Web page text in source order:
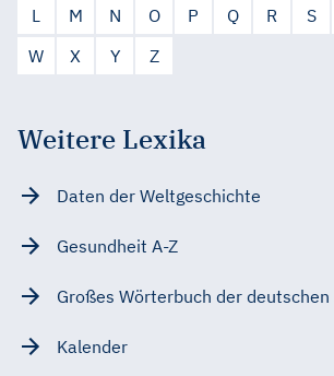
L
M N O P Q R S
W
X Y Z
Weitere Lexika
Daten der Weltgeschichte
Gesundheit A-Z
Großes Wörterbuch der deutschen
Kalender